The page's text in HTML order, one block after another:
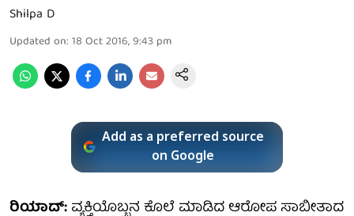
Shilpa D
Updated on: 18 Oct 2016, 9:43 pm
Add as a preferred source
on Google
ರಿಯಾದ್:ವ್ಯಕ್ತಿಯೊಬ್ಬನ ಕೊಲೆ ಮಾಡಿದ ಆರೋಪ ಸಾಬೀತಾದ